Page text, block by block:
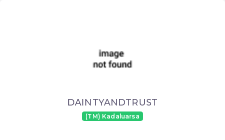
DAINTYANDTRUST
(TM) Kadaluarsa